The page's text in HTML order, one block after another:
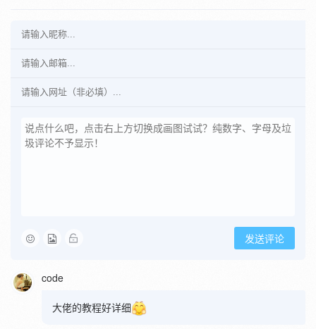
发送评论
code
大佬的教程好详细